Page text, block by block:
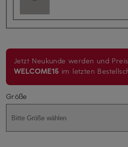
Jetzt Neukunde werden und
WELCOME15 im letzten
Größe
Bitte Größe wählen